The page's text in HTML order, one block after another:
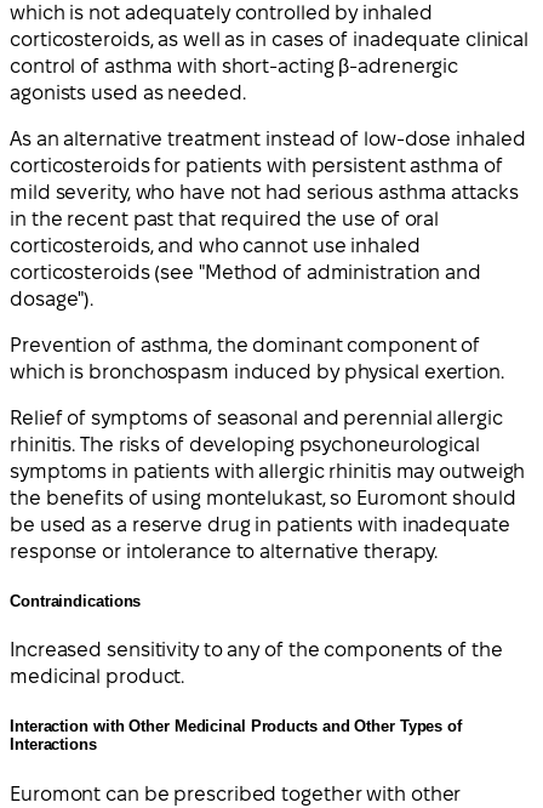
which is not adequately controlled by inhaled
corticosteroids, as well as in cases of inadequate clinical
control of asthma with short-acting β-adrenergic
agonists used as needed.
As an alternative treatment instead of low-dose inhaled
corticosteroids for patients with persistent asthma of
mild severity, who have not had serious asthma attacks
in the recent past that required the use of oral
corticosteroids, and who cannot use inhaled
corticosteroids (see "Method of administration and
dosage").
Prevention of asthma, the dominant component of
which is bronchospasm induced by physical exertion.
Relief of symptoms of seasonal and perennial allergic
rhinitis. The risks of developing psychoneurological
symptoms in patients with allergic rhinitis may outweigh
the benefits of using montelukast, so Euromont should
be used as a reserve drug in patients with inadequate
response or intolerance to alternative therapy.
Contraindications
Increased sensitivity to any of the components of the
medicinal product.
Interaction with Other Medicinal Products and Other Types of
Interactions
Euromont can be prescribed together with other